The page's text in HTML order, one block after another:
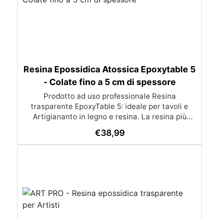
Resina Epossidica Atossica Epoxytable 5
- Colate fino a 5 cm di spessore
Prodotto ad uso professionale Resina
trasparente EpoxyTable 5: ideale per tavoli e
Artigiananto in legno e resina. La resina più
perfetta per colate di alto spessore fino a 5 cm.
Applicazioni Principali: Realizzazione di tavoli in
monete, pietre, ecc) Colate riempitive in
spessore dentro stampi e cassaforme
Caratteristiche principali: ✅ Bassissima
€38,99